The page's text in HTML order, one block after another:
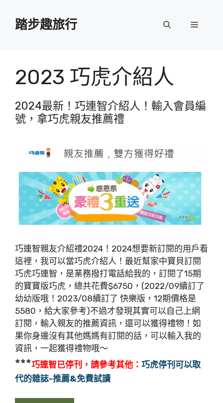
踏步趣旅行 選
2023 巧虎介紹人
2024最新！巧連智介紹人！輸入會員編
號，拿巧虎親友推薦禮
巧連智親友介紹禮2024！2024想要新訂閱的用戶看
這裡，我可以當巧虎介紹人！最近幫家中寶貝訂閱
巧虎巧連智，是業務撥打電話給我的，訂閱了15期
的寶寶版巧虎，總共花費$6750，(2022/09續訂了
幼幼版哦！2023/08續訂了 快樂版，12期價格是
5580，給大家參考)不過才發現其實可以自己上網
訂閱，輸入親友的推薦資訊，還可以獲得禮物！如
果你身邊沒有其他媽媽有訂閱的話，可以輸入我的
資訊，一起獲得禮物哦～
***巧連智已停刊，請參考其他： 巧虎停刊可以取
代的雜誌-推薦&免費試讀